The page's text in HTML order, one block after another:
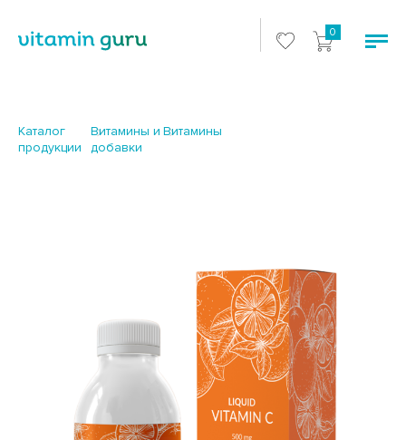
0
Каталог
продукции
Витамины и
добавки
Витамины